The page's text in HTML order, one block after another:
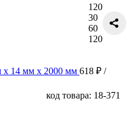
120
30
60
120
х 14 мм х 2000 мм 618 ₽ /
код товара: 18-371